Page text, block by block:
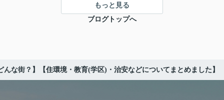
もっと見る
ブログトップへ
な街？】【住環境・教育(学区)・治安などについてまとめました】